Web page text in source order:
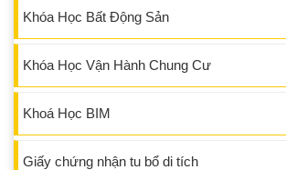
Khóa Học Bất Động Sản
Khóa Học Vận Hành Chung Cư
Khoá Học BIM
Giấy chứng nhận tu bổ di tích